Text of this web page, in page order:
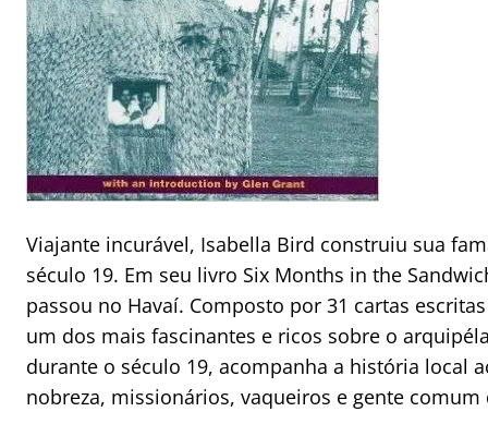
Viajante incurável, Isabella Bird construiu sua
século 19. Em seu livro Six Months in the
passou no Havaí. Composto por 31 cartas
um dos mais fascinantes e ricos sobre o
durante o século 19, acompanha a história local
nobreza, missionários, vaqueiros e gente